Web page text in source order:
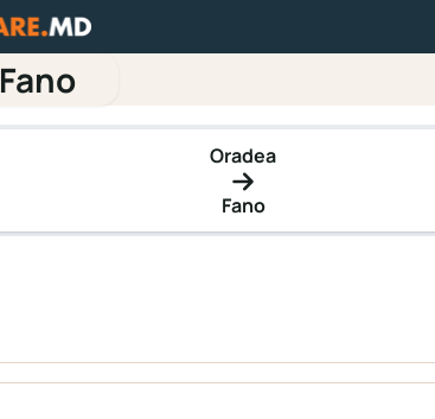
Fano
Oradea
Fano